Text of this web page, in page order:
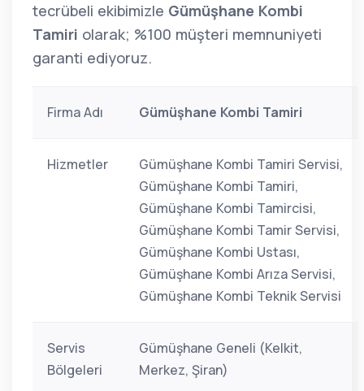
tecrübeli ekibimizle Gümüşhane Kombi
Tamiri olarak; %100 müşteri memnuniyeti
garanti ediyoruz.
Firma Adı Gümüşhane Kombi Tamiri
Hizmetler
Gümüşhane Kombi Tamiri Servisi,
Gümüşhane Kombi Tamiri,
Gümüşhane Kombi Tamircisi,
Gümüşhane Kombi Tamir Servisi,
Gümüşhane Kombi Ustası,
Gümüşhane Kombi Arıza Servisi,
Gümüşhane Kombi Teknik Servisi
Servis
Bölgeleri
Gümüşhane Geneli (Kelkit,
Merkez, Şiran)